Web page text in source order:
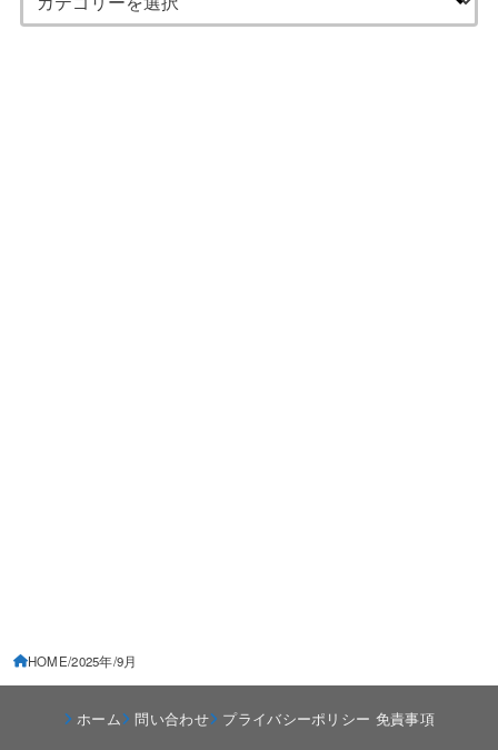
HOME 2025年 9月
ホーム 問い合わせ
プライバシーポリシー 免責事項